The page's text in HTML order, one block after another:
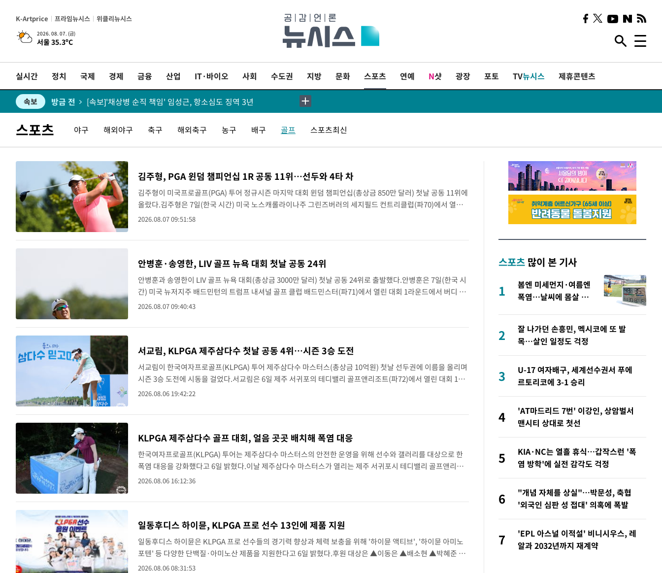
K-Artprice 프라임뉴시스 위클리뉴시스
2026. 08. 07. (금)
서울 35.3ºC
실시간 정치 국제 경제 금융 산업 IT·바이오 사회 수도권 지방 문화 스포츠 연예 N샷 광장 포토 TV뉴시스 제휴콘텐츠
속보 방금 전 [속보] 7월 중국 수출 23.9%↑ 수입 27.5%↑…무역총액 25.3%↑
속보 방금 전 [속보]'채상병 순직 책임' 임성근, 항소심도 징역 3년
속보 방금 전 [속보]종합특검, '관저이전 봐주기 감사' 유병호 구속기소
속보 방금 전 민주 콩고 에볼라환자 4천명 돌파, 4053명 발생 1850명 사망
방금 전 [속보]'300억원대 사기 혐의' 차가원 대표 구속 송치
속보 방금 전 "미 전국적 살모네라 식중독 원인은 멕시코산 할라피뇨"-- CDC
속보 방금 전
속보 방금 전 [속보]합수본, '투표율 허위 입력' 중앙·서울·경기도 선관위 등 9곳 압수수색
[속보]원·달러 환율, 오전 9시 1423.8원
[속보]삼성전자·SK하이닉스 동반 강보합…1%대 상승 출발
속보 방금 전 [속보]코스닥, 5.95포인트(0.74%) 상승한 807.62개장
속보 방금 전 [속보]코스피, 6300선 재탈환…1.09% 오른 6365.07 개장
속보 방금 전 시리아 다마스쿠스 교외에서 미니버스 폭발.. 14명 부상, 3명은 중태
방금 전 입추에도 극한더위…서울 낮 39도 '폭염중대경보'
속보 방금 전
방금 전 [속보]美, 폴리실리콘 수입 규제…파생제품 15% 관세, 120일 후 발효
속보 방금 전 [속보]트럼프, 美 원정출산 금지 행정명령 서명
속보 방금 전 [속보] 뉴욕증시, 일제 하락 마감…나스닥 0.06%↓
스포츠 야구 해외야구 축구 해외축구 농구 배구 골프 스포츠최신
김주형, PGA 윈덤 챔피언십 1R 공동 11위…선두와 4타 차
김주형이 미국프로골프(PGA) 투어 정규시즌 마지막 대회 윈덤 챔피언십(총상금 850만 달러) 첫날 공동 11위에
올랐다.김주형은 7일(한국 시간) 미국 노스캐롤라이나주 그린즈버러의 세지필드 컨트리클럽(파70)에서 열린
대회 1라운드에서 버디 7개, 보기 2개를 묶어 5언더파 65타를 적었다.일몰로 12명의 선수가 경기를 끝내지 못
2026.08.07 09:51:58
안병훈·송영한, LIV 골프 뉴욕 대회 첫날 공동 24위
안병훈과 송영한이 LIV 골프 뉴욕 대회(총상금 3000만 달러) 첫날 공동 24위로 출발했다.안병훈은 7일(한국 시
간) 미국 뉴저지주 배드민턴의 트럼프 내셔널 골프 클럽 배드민스터(파71)에서 열린 대회 1라운드에서 버디 3
개, 보기 4개를 묶어 1오버파 72타를 쳤다.송영한도 버디 3개, 보기 2개, 더블보기 1개로 1오버파를 기록했다...
2026.08.07 09:40:43
서교림, KLPGA 제주삼다수 첫날 공동 4위…시즌 3승 도전
서교림이 한국여자프로골프(KLPGA) 투어 제주삼다수 마스터스(총상금 10억원) 첫날 선두권에 이름을 올리며
시즌 3승 도전에 시동을 걸었다.서교림은 6일 제주 서귀포의 테디밸리 골프앤리조트(파72)에서 열린 대회 1라
운드에서 버디 6개와 보기 1개를 묶어 5언더파 67타를 기록, 강채연과 강수은, 이지현과 함께 공동 4위에 올랐
2026.08.06 19:42:22
KLPGA 제주삼다수 골프 대회, 얼음 곳곳 배치해 폭염 대응
한국여자프로골프(KLPGA) 투어는 제주삼다수 마스터스의 안전한 운영을 위해 선수와 갤러리를 대상으로 한
폭염 대응을 강화했다고 6일 밝혔다.이날 제주삼다수 마스터스가 열리는 제주 서귀포시 테디밸리 골프앤리조
트는 낮 최고 기온이 33도까지 오른다고 예보됐다.내륙보단 4~5 기온이 낮지만, 최근 폭염 등 기상이변이 잇따
2026.08.06 16:12:36
일동후디스 하이뮨, KLPGA 프로 선수 13인에 제품 지원
일동후디스 하이뮨은 KLPGA 프로 선수들의 경기력 향상과 체력 보충을 위해 '하이뮨 액티브', '하이뮨 아미노
포텐' 등 다양한 단백질·아미노산 제품을 지원한다고 6일 밝혔다.후원 대상은 ▲이동은 ▲배소현 ▲박혜준 ▲
노승희 ▲임진영 ▲최은우 ▲김민솔 ▲고지원 ▲김수지 ▲송지아 ▲최혜정 ▲홍진주 ▲이유빈 등 KLPGA 소
2026.08.06 08:31:53
스포츠 많이 본 기사
1
봄엔 미세먼지·여름엔
폭염…날씨에 몸살 앓
2
잘 나가던 손흥민, 멕시코에 또 발
목…살인 일정도 걱정
3
U-17 여자배구, 세계선수권서 푸에
르토리코에 3-1 승리
4
'AT마드리드 7번' 이강인, 상암벌서
맨시티 상대로 첫선
5
KIA·NC는 열흘 휴식…갑작스런 '폭
염 방학'에 실전 감각도 걱정
6
"개념 자체를 상실"…박문성, 축협
'외국인 심판 성 접대' 의혹에 폭발
7
'EPL 아스널 이적설' 비니시우스, 레
알과 2032년까지 재계약